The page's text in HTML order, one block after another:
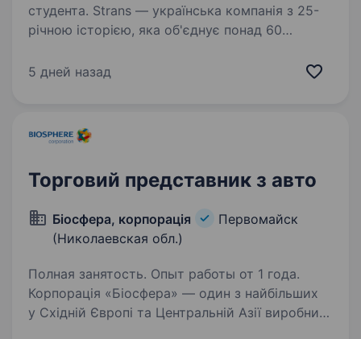
студента. Strans — українська компанія з 25-
річною історією, яка об'єднує понад 60
СТО та команду 1400+ людей по всій країні.
5 дней назад
Торговий представник з авто
Біосфера, корпорація
Первомайск
(Николаевская обл.)
Полная занятость. Опыт работы от 1 года.
Корпорація «Біосфера» — один з найбільших
у Східній Європі та Центральній Азії виробник